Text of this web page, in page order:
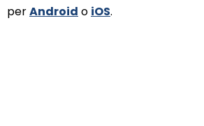
perAndroid o iOS.